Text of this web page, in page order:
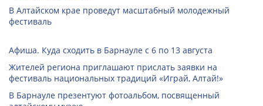
В Алтайском крае проведут масштабный молодежный
фестиваль
Афиша. Куда сходить в Барнауле с 6 по 13 августа
Жителей региона приглашают прислать заявки на
фестиваль национальных традиций «Играй, Алтай!»
В Барнауле презентуют фотоальбом, посвященный